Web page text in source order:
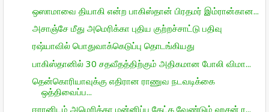
ஒஸாமாவை தியாகி என்ற பாகிஸ்தான் பிரதமர் இம்ரான்கான...
அசாஞ்சே மீது அமெரிக்கா புதிய குற்றச்சாட்டு பதிவு
ரஷ்யாவில் பொதுவாக்கெடுப்பு தொடங்கியது
பாகிஸ்தானில் 30 சதவீதத்திற்கும் அதிகமான போலி விமா...
தென்கொரியாவுக்கு எதிரான ராணுவ நடவடிக்கை
ஒத்திவைப்ப...
ஈரானிடம் அமெரிக்கா மன்னிப்பு கேட்க வேண்டும் ஹசன் ர...